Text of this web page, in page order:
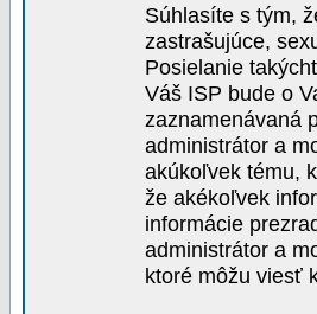
Súhlasíte s tým,
zastrašujúce,
Posielanie
Váš ISP bude o
zaznamenávaná
administrátor a
akúkoľvek tému,
že akékoľvek
informácie
administrátor a
ktoré môžu viesť